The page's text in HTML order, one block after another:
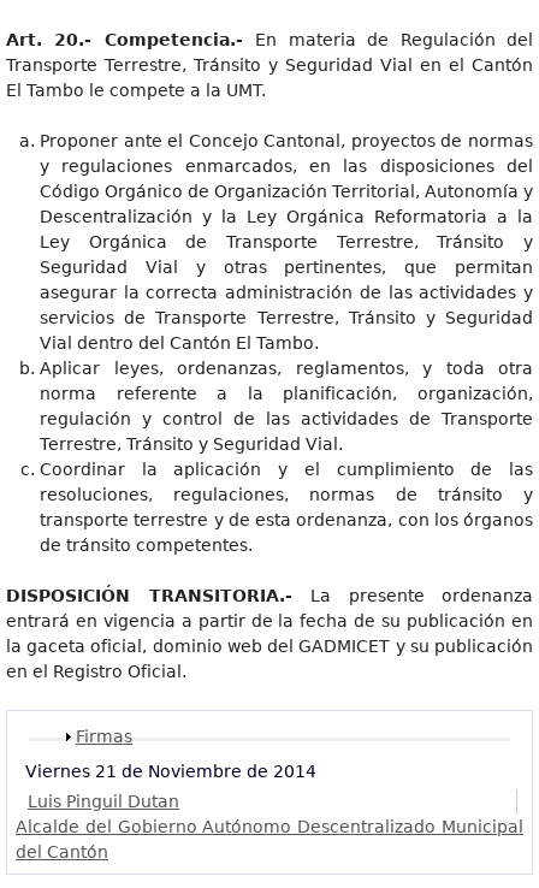
Art. 20.- Competencia.- En materia de Regulación del
Transporte Terrestre, Tránsito y Seguridad Vial en el Cantón
El Tambo le compete a la UMT.
Proponer ante el Concejo Cantonal, proyectos de normas
y regulaciones enmarcados, en las disposiciones del
Código Orgánico de Organización Territorial, Autonomía y
Descentralización y la Ley Orgánica Reformatoria a la
Ley Orgánica de Transporte Terrestre, Tránsito y
Seguridad Vial y otras pertinentes, que permitan
asegurar la correcta administración de las actividades y
servicios de Transporte Terrestre, Tránsito y Seguridad
Vial dentro del Cantón El Tambo.
Aplicar leyes, ordenanzas, reglamentos, y toda otra
norma referente a la planificación, organización,
regulación y control de las actividades de Transporte
Terrestre, Tránsito y Seguridad Vial.
Coordinar la aplicación y el cumplimiento de las
resoluciones, regulaciones, normas de tránsito y
transporte terrestre y de esta ordenanza, con los órganos
de tránsito competentes.
DISPOSICIÓN TRANSITORIA.- La presente ordenanza
entrará en vigencia a partir de la fecha de su publicación en
la gaceta oficial, dominio web del GADMICET y su publicación
en el Registro Oficial.
Mostrar
Firmas
Viernes 21 de Noviembre de 2014
Luis Pinguil Dutan
Alcalde del Gobierno Autónomo Descentralizado Municipal
del Cantón